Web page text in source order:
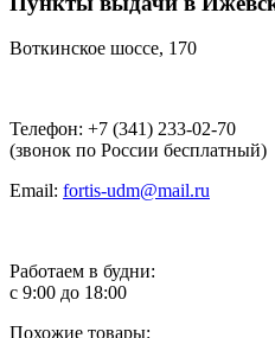
Воткинское шоссе, 170
Телефон: +7 (341) 233-02-70
(звонок по России бесплатный)
Email: fortis-udm@mail.ru
Работаем в будни:
с 9:00 до 18:00
Похожие товары: